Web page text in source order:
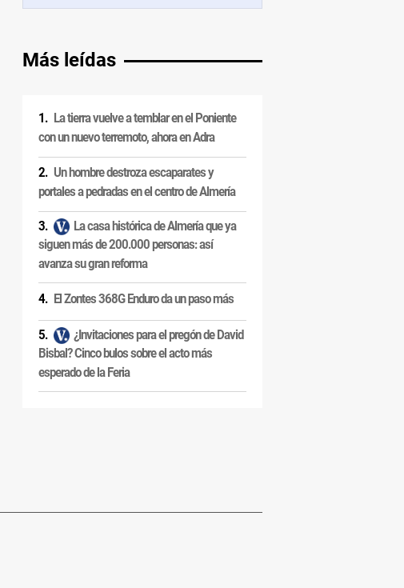
Más leídas
La tierra vuelve a temblar en el Poniente
con un nuevo terremoto, ahora en Adra
Un hombre destroza escaparates y
portales a pedradas en el centro de Almería
La casa histórica de Almería que ya
siguen más de 200.000 personas: así
avanza su gran reforma
El Zontes 368G Enduro da un paso más
¿Invitaciones para el pregón de David
Bisbal? Cinco bulos sobre el acto más
esperado de la Feria